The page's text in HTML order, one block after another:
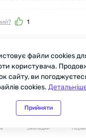
Закладки
0
1
19
Complex 🦸до
таблетку зранку разом
енергії немає, та я його
лише, що після роботи
файли cookies
користувача.
сайту, ви
cookies.
Прийняти